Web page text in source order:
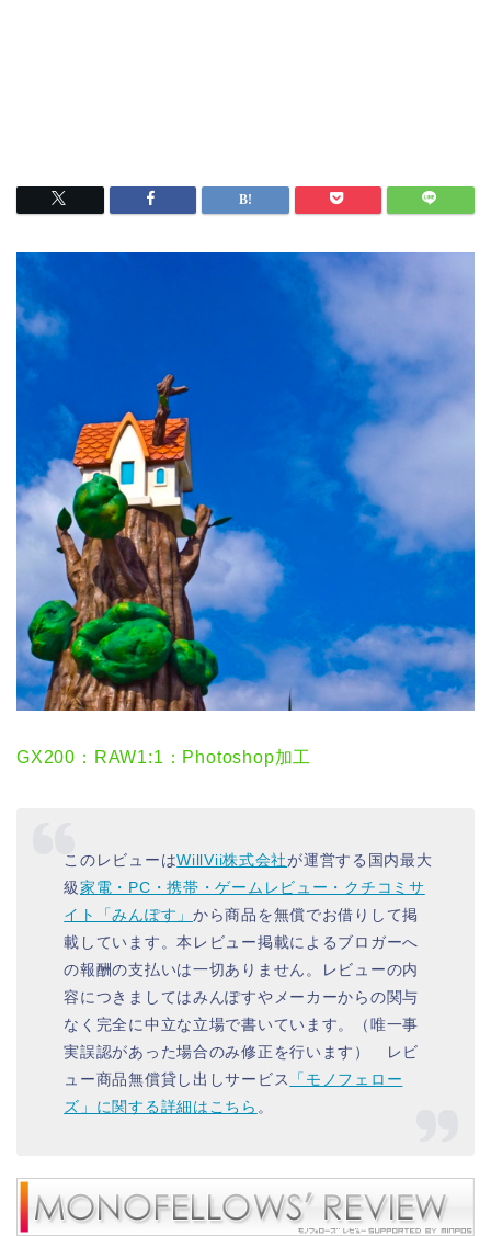
GX200：RAW1:1：Photoshop加工
このレビューはWillVii株式会社が運営する国内最大
級家電・PC・携帯・ゲームレビュー・クチコミサ
イト「みんぽす」 から商品を無償でお借りして掲
載しています。本レビュー掲載によるブロガーへ
の報酬の支払いは一切ありません。レビューの内
容につきましてはみんぽすやメーカーからの関与
なく完全に中立な立場で書いています。（唯一事
実誤認があった場合のみ修正を行います） レビ
ュー商品無償貸し出しサービス
「モノフェロー
ズ」に関する詳細はこちら 。